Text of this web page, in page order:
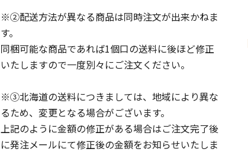
※②配送方法が異なる商品は同時注文が出来かねま
す。
同梱可能な商品であれば1個口の送料に後ほど修正
いたしますので一度別々にご注文ください。
※③北海道の送料につきましては、地域により異な
るため、変更となる場合がございます。
上記のように金額の修正がある場合はご注文完了後
に発注メールにて修正後の金額をお知らせいたしま